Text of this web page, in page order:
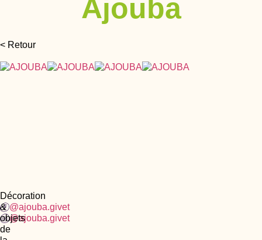
Ajouba
< Retour
Décoration
&
objets
de
@ajouba.givet
@ajouba.givet